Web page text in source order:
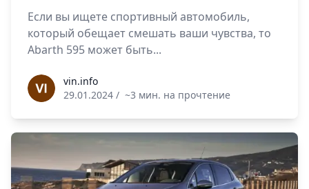
Если вы ищете спортивный автомобиль,
который обещает смешать ваши чувства, то
Abarth 595 может быть...
vin.infovin.info
29.01.2024 / ~3 мин. на прочтение